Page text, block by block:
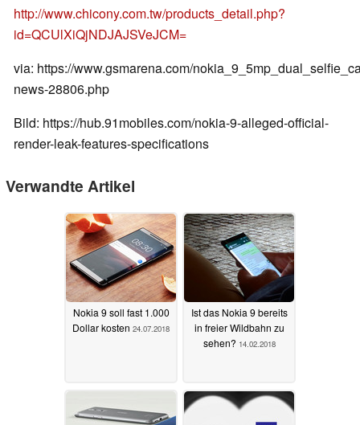
http://www.chicony.com.tw/products_detail.php?
id=QCUlXiQjNDJAJSVeJCM=
via: https://www.gsmarena.com/
news-28806.php
Bild: https://hub.91mobiles.com/nokia-9-alleged-official-
render-leak-features-specifications
Verwandte Artikel
Nokia 9 soll fast 1.000
Dollar kosten 24.07.2018
Ist das Nokia 9 bereits
in freier Wildbahn zu
sehen? 14.02.2018